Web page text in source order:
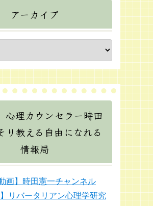
アーカイブ
心理カウンセラー時田
り教える自由になれる
情報局
画】時田憲一チャンネル
】リバータリアン心理学研究